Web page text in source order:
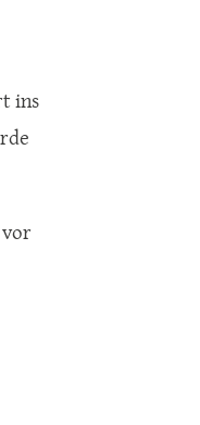
ins